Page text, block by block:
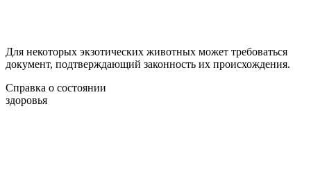
Для некоторых экзотических животных может требоваться
документ, подтверждающий законность их происхождения.
Справка о состоянии
здоровья